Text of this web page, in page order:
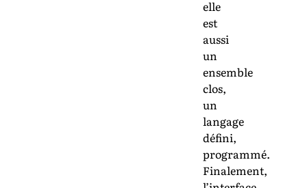
elle
est
aussi
un
ensemble
clos,
un
langage
défini,
programmé.
Finalement,